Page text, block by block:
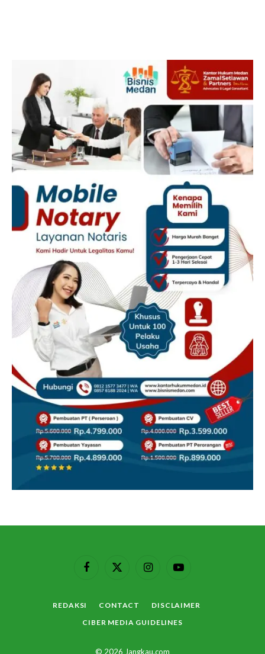
FacebookX
InstagramYouTube
REDAKSI CONTACT
DISCLAIMER
CIBER MEDIA GUIDELINES
© 2026 Jangkau.com